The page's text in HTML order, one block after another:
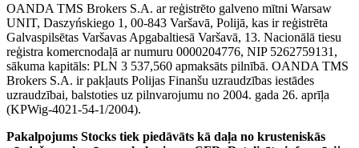
OANDA TMS Brokers S.A. ar reģistrēto galveno mītni Warsaw
UNIT, Daszyńskiego 1, 00-843 Varšavā, Polijā, kas ir reģistrēta
Galvaspilsētas Varšavas Apgabaltiesā Varšavā, 13. Nacionālā tiesu
reģistra komercnodaļā ar numuru 0000204776, NIP 5262759131,
sākuma kapitāls: PLN 3 537,560 apmaksāts pilnībā. OANDA TMS
Brokers S.A. ir pakļauts Polijas Finanšu uzraudzības iestādes
uzraudzībai, balstoties uz pilnvarojumu no 2004. gada 26. aprīļa
(KPWig-4021-54-1/2004).
Pakalpojums Stocks tiek piedāvāts kā daļa no krusteniskās